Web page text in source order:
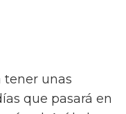
tener unas
que pasará en